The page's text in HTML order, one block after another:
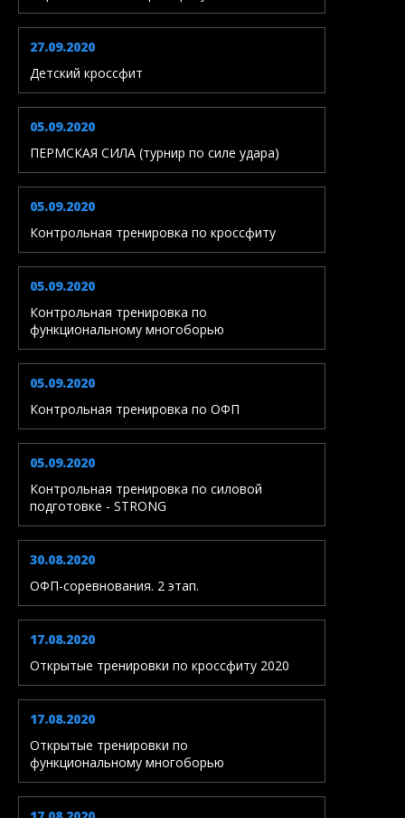
27.09.2020
Детский кроссфит
05.09.2020
ПЕРМСКАЯ СИЛА (турнир по силе удара)
05.09.2020
Контрольная тренировка по кроссфиту
05.09.2020
Контрольная тренировка по
функциональному многоборью
05.09.2020
Контрольная тренировка по ОФП
05.09.2020
Контрольная тренировка по силовой
подготовке - STRONG
30.08.2020
ОФП-соревнования. 2 этап.
17.08.2020
Открытые тренировки по кроссфиту 2020
17.08.2020
Открытые тренировки по
функциональному многоборью